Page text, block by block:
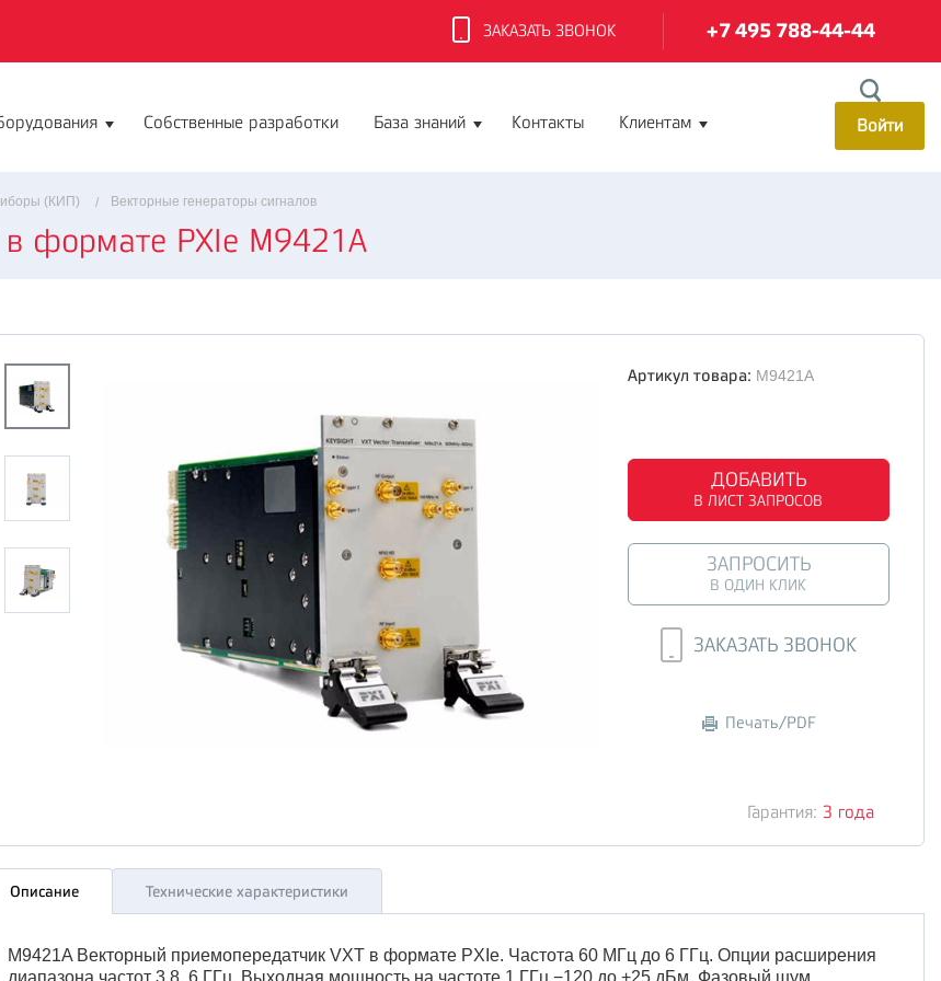
ЗАКАЗАТЬ ЗВОНОК +7 495 788-44-44
Собственные разработки База знаний Контакты Клиентам Войти
(КИП) Векторные генераторы сигналов
формате PXIe M9421A
Артикул товара: M9421A
ДОБАВИТЬ
В ЛИСТ ЗАПРОСОВ
ЗАПРОСИТЬ
В ОДИН КЛИК
ЗАКАЗАТЬ ЗВОНОК
Печать/PDF
Гарантия: 3 года
Описание Технические характеристики
M9421A Векторный приемопередатчик VXT в формате PXIe. Частота 60 МГц до 6 ГГц. Опции расширения
диапазона частот 3,8, 6 ГГц. Выходная мощность на частоте 1 ГГц −120 до +25 дБм. Фазовый шум